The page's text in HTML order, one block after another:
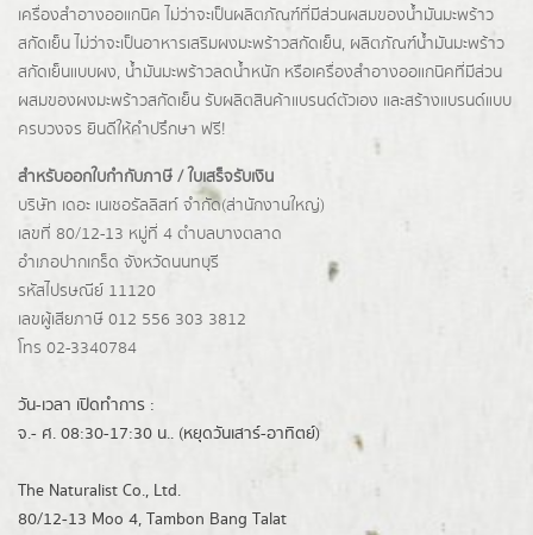
เครื่องสำอางออแกนิค ไม่ว่าจะเป็นผลิตภัณฑ์ที่มีส่วนผสมของน้ำมันมะพร้าว
สกัดเย็น ไม่ว่าจะเป็นอาหารเสริมผงมะพร้าวสกัดเย็น, ผลิตภัณฑ์น้ำมันมะพร้าว
สกัดเย็นแบบผง, น้ำมันมะพร้าวลดน้ำหนัก หรือเครื่องสำอางออแกนิคที่มีส่วน
ผสมของผงมะพร้าวสกัดเย็น รับผลิตสินค้าแบรนด์ตัวเอง และสร้างแบรนด์แบบ
ครบวงจร ยินดีให้คำปรึกษา ฟรี!
สำหรับออกใบกำกับภาษี / ใบเสร็จรับเงิน
บริษัท เดอะ เนเชอรัลลิสท์ จำกัด(ส่านักงานใหญ่)
เลขที่ 80/12-13 หมู่ที่ 4 ตำบลบางตลาด
อำเภอปากเกร็ด จังหวัดนนทบุรี
รหัสไปรษณีย์ 11120
เลขผู้เสียภาษี 012 556 303 3812
โทร 02-3340784
วัน-เวลา เปิดทำการ :
จ.- ศ. 08:30-17:30 น.. (หยุดวันเสาร์-อาทิตย์)
The Naturalist Co., Ltd.
80/12-13 Moo 4, Tambon Bang Talat